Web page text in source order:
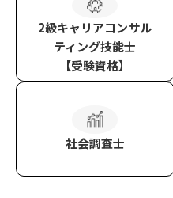
2級キャリアコンサル
ティング技能士
【受験資格】
社会調査士